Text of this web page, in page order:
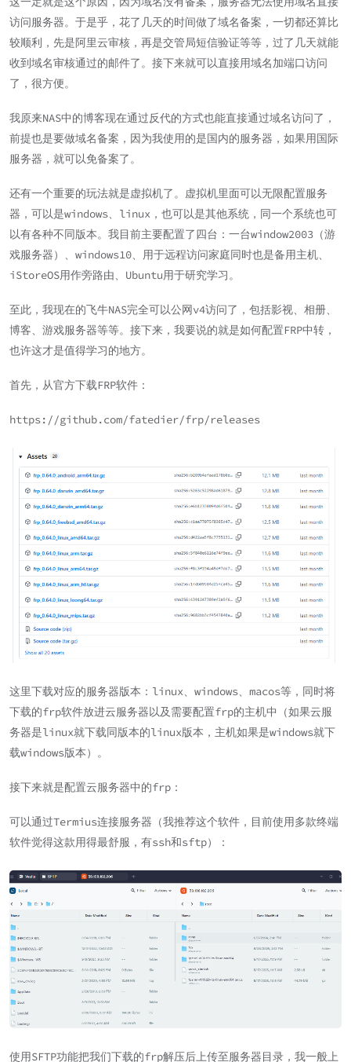
访问服务器。于是乎，花了几天的时间做了域名备案，一切都还算比
较顺利，先是阿里云审核，再是交管局短信验证等等，过了几天就能
收到域名审核通过的邮件了。接下来就可以直接用域名加端口访问
了，很方便。
我原来NAS中的博客现在通过反代的方式也能直接通过域名访问了，
前提也是要做域名备案，因为我使用的是国内的服务器，如果用国际
服务器，就可以免备案了。
还有一个重要的玩法就是虚拟机了。虚拟机里面可以无限配置服务
器，可以是windows、linux，也可以是其他系统，同一个系统也可
以有各种不同版本。我目前主要配置了四台：一台window2003（游
戏服务器）、windows10、用于远程访问家庭同时也是备用主机、
iStoreOS用作旁路由、Ubuntu用于研究学习。
至此，我现在的飞牛NAS完全可以公网v4访问了，包括影视、相册、
博客、游戏服务器等等。接下来，我要说的就是如何配置FRP中转，
也许这才是值得学习的地方。
首先，从官方下载FRP软件：
https://github.com/fatedier/frp/releases
这里下载对应的服务器版本：linux、windows、macos等，同时将
下载的frp软件放进云服务器以及需要配置frp的主机中（如果云服
务器是linux就下载同版本的linux版本，主机如果是windows就下
载windows版本）。
接下来就是配置云服务器中的frp：
可以通过Termius连接服务器（我推荐这个软件，目前使用多款终端
软件觉得这款用得最舒服，有ssh和sftp）：
使用SFTP功能把我们下载的frp解压后上传至服务器目录，我一般上